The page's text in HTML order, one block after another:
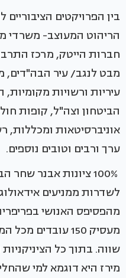
בין הפרויקטים
הריהוט המעוצב- משרדי
חברות הייטק, מרכז
מבט לנגב/ עיר
עיריות ורשויות
הביטחון וצה"ל, קופות
אוניברסיטאות ומכללות,
ערך ורבים וטובים נוספים.
100% ציונות אבנר
לשדרות ממניעים
מהפסיפס האנושי
מעסיק 150
שווה. בתוך כל
מירז היא דוגמא למי